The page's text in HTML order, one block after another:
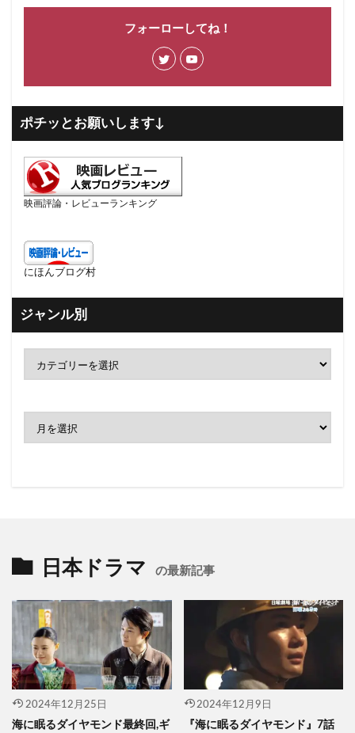
フォーローしてね！
ポチッとお願いします↓
映画評論・レビューランキング
にほんブログ村
ジャンル別
日本ドラマ の最新記事
2024年12月25日
海に眠るダイヤモンド最終回,ギ
2024年12月9日
『海に眠るダイヤモンド』7話